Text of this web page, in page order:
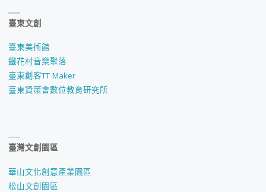
臺東文創
臺東美術館
鐵花村音樂聚落
臺東創客TT Maker
臺東資策會數位教育研究所
臺灣文創園區
華山文化創意產業園區
松山文創園區